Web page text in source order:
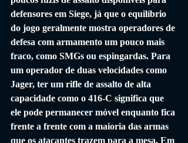
defensores em Siege, já que o equilíbrio
do jogo geralmente mostra operadores de
defesa com armamento um pouco mais
fraco, como SMGs ou espingardas. Para
um operador de duas velocidades como
Jager, ter um rifle de assalto de alta
capacidade como o 416-C significa que
ele pode permanecer móvel enquanto fica
frente a frente com a maioria das armas
que os atacantes trazem para a mesa. Em